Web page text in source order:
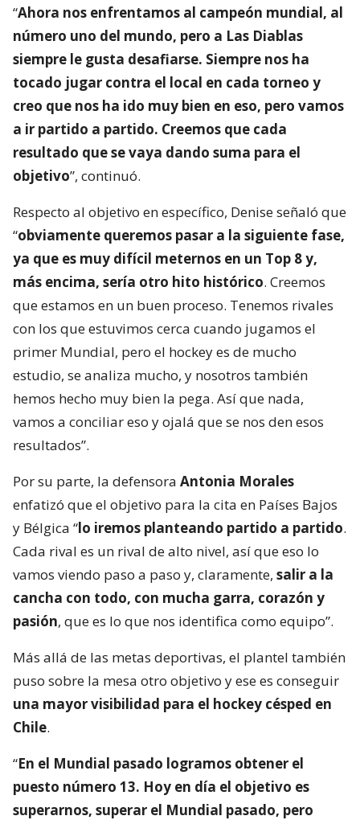
“Ahora nos enfrentamos al campeón mundial, al
número uno del mundo, pero a Las Diablas
siempre le gusta desafiarse. Siempre nos ha
tocado jugar contra el local en cada torneo y
creo que nos ha ido muy bien en eso, pero vamos
a ir partido a partido. Creemos que cada
resultado que se vaya dando suma para el
objetivo”, continuó.
Respecto al objetivo en específico, Denise señaló que
“obviamente queremos pasar a la siguiente fase,
ya que es muy difícil meternos en un Top 8 y,
más encima, sería otro hito histórico. Creemos
que estamos en un buen proceso. Tenemos rivales
con los que estuvimos cerca cuando jugamos el
primer Mundial, pero el hockey es de mucho
estudio, se analiza mucho, y nosotros también
hemos hecho muy bien la pega. Así que nada,
vamos a conciliar eso y ojalá que se nos den esos
resultados”.
Por su parte, la defensora Antonia Morales
enfatizó que el objetivo para la cita en Países Bajos
y Bélgica “lo iremos planteando partido a partido.
Cada rival es un rival de alto nivel, así que eso lo
vamos viendo paso a paso y, claramente, salir a la
cancha con todo, con mucha garra, corazón y
pasión, que es lo que nos identifica como equipo”.
Más allá de las metas deportivas, el plantel también
puso sobre la mesa otro objetivo y ese es conseguir
una mayor visibilidad para el hockey césped en
Chile.
“En el Mundial pasado logramos obtener el
puesto número 13. Hoy en día el objetivo es
superarnos, superar el Mundial pasado, pero